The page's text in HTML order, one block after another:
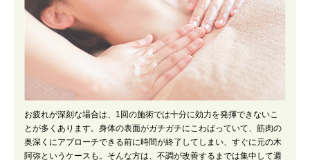
お疲れが深刻な場合は、1回の施術では十分に効力を発揮できないこ
とが多くあります。身体の表面がガチガチにこわばっていて、筋肉の
奥深くにアプローチできる前に時間が終了してしまい、すぐに元の木
阿弥というケースも。そんな方は、不調が改善するまでは集中して週